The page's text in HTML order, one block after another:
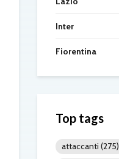
Inter
Fiorentina
Top tags
attaccanti (275)